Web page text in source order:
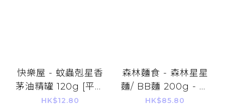
快樂屋 - 蚊蟲剋星香
茅油精罐 120g [平行
進口]
HK$12.80
森林麵食 - 森林星星
麵/ BB麵 200g - 樹
樹造型 蔬菜口味 (平行
HK$85.80